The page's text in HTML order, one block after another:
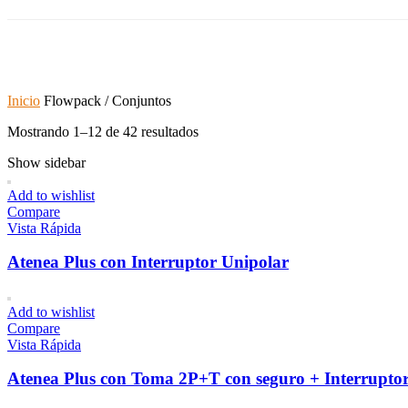
Inicio Flowpack / Conjuntos
Mostrando 1–12 de 42 resultados
Show sidebar
Add to wishlist
Compare
Vista Rápida
Atenea Plus con Interruptor Unipolar
Add to wishlist
Compare
Vista Rápida
Atenea Plus con Toma 2P+T con seguro +